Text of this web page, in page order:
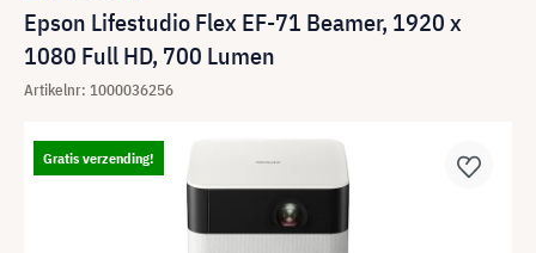
Epson Lifestudio Flex EF-71 Beamer, 1920 x
1080 Full HD, 700 Lumen
Artikelnr: 1000036256
Gratis verzending!